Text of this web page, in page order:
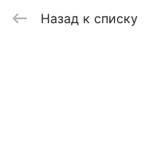
Назад к списку